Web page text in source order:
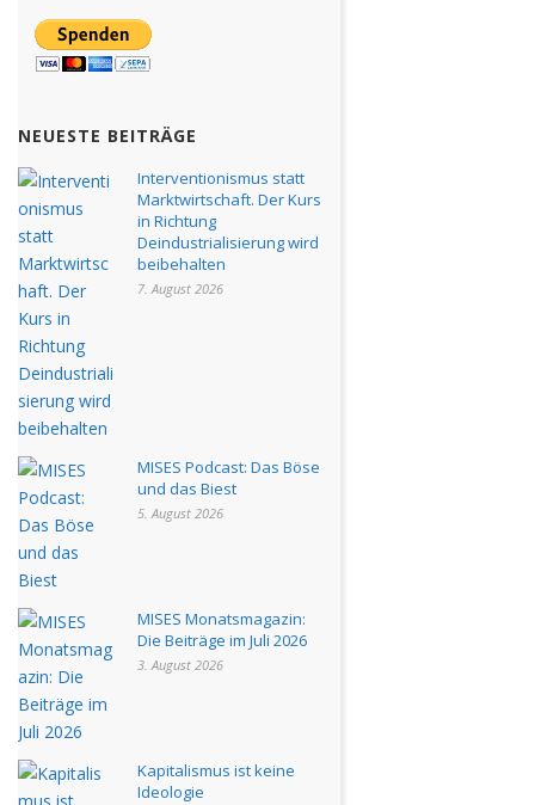
NEUESTE BEITRÄGE
Interventionismus statt
Marktwirtschaft. Der Kurs
in Richtung
Deindustrialisierung wird
beibehalten
7. August 2026
MISES Podcast: Das Böse
und das Biest
5. August 2026
MISES Monatsmagazin:
Die Beiträge im Juli 2026
3. August 2026
Kapitalismus ist keine
Ideologie